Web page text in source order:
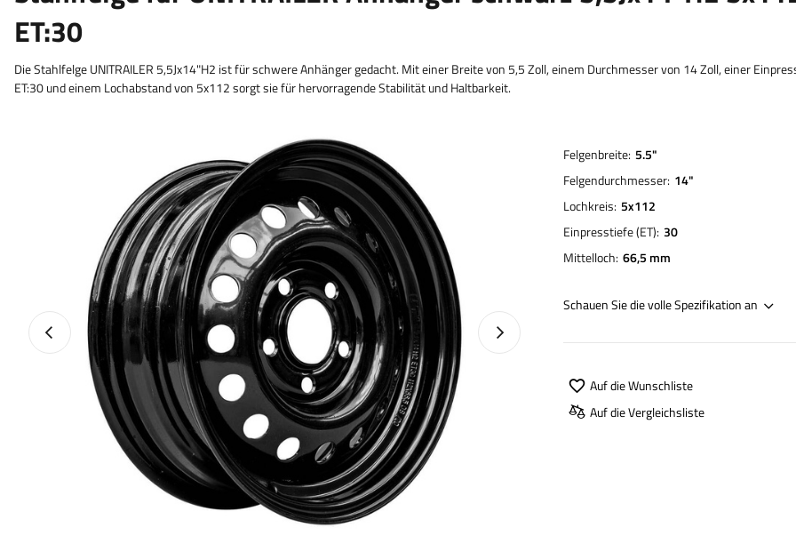
ET:30
Die Stahlfelge UNITRAILER 5,5Jx14"H2 ist für schwere Anhänger gedacht. Mit einer Breite von 5,5 Zoll, einem Durchmesser von 14 Zoll, einer
ET:30 und einem Lochabstand von 5x112 sorgt sie für hervorragende Stabilität und Haltbarkeit.
Vorheriges Foto Nächstes Foto
Felgenbreite 5.5"
Felgendurchmesser 14"
Lochkreis 5x112
Einpresstiefe (ET) 30
Mittelloch 66,5 mm
Schauen Sie die volle Spezifikation an
Auf die Wunschliste
Auf die Vergleichsliste